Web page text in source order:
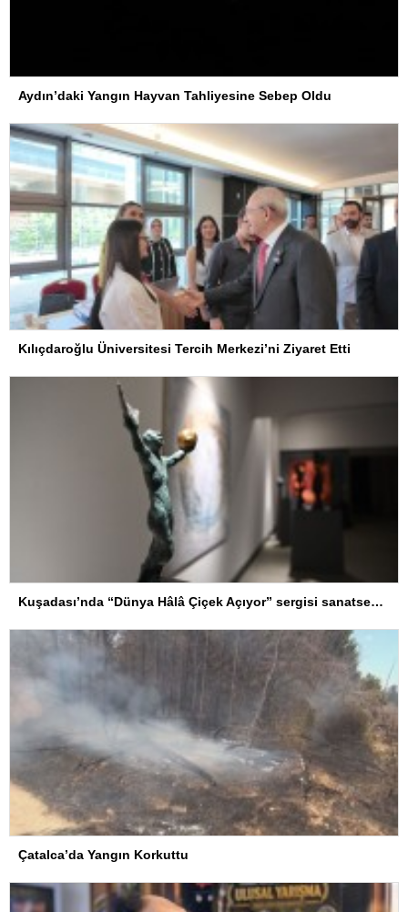
Aydın’daki Yangın Hayvan Tahliyesine Sebep Oldu
Kılıçdaroğlu Üniversitesi Tercih Merkezi’ni Ziyaret Etti
Kuşadası’nda “Dünya Hâlâ Çiçek Açıyor” sergisi sanatseverlerle buluşuyor
Çatalca’da Yangın Korkuttu